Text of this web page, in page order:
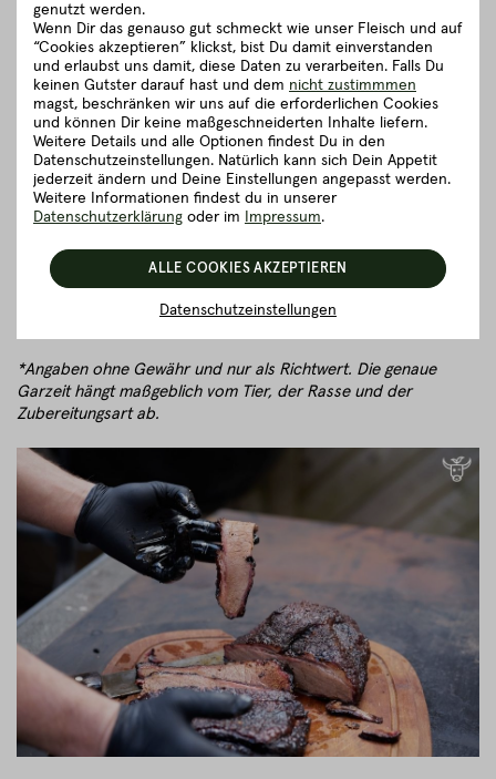
Je nach Größe des Briskets fällt auch die Garzeit
entsprechend unterschiedlich aus.
Hier ein kleiner Anhaltspunkt:
Gewicht Zubereitungszeit
1-2 kg 6 - 8 Stunden
5-6 kg 10 - 18 Stunden
12 - 18 Stunden
*Angaben ohne Gewähr und nur als Richtwert. Die genaue
Garzeit hängt maßgeblich vom Tier, der Rasse und der
Zubereitungsart ab.
genutzt werden.
Wenn Dir das genauso gut schmeckt wie unser Fleisch und auf
“Cookies akzeptieren” klickst, bist Du damit einverstanden
und erlaubst uns damit, diese Daten zu verarbeiten. Falls Du
keinen Gutster darauf hast und dem nicht zustimmmen
magst, beschränken wir uns auf die erforderlichen Cookies
und können Dir keine maßgeschneiderten Inhalte liefern.
Weitere Details und alle Optionen findest Du in den
Datenschutzeinstellungen. Natürlich kann sich Dein Appetit
jederzeit ändern und Deine Einstellungen angepasst werden.
Weitere Informationen findest du in unserer
Datenschutzerklärung oder im Impressum.
Datenschutzeinstellungen
ALLE COOKIES AKZEPTIEREN